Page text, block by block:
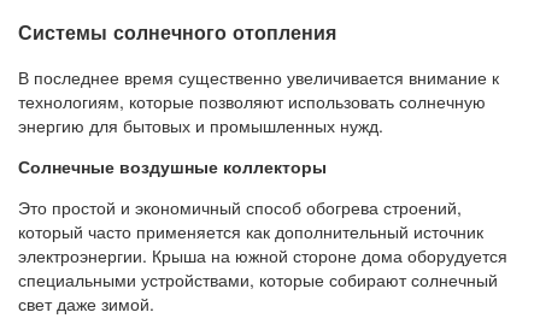
Системы солнечного отопления
В последнее время существенно увеличивается внимание к
технологиям, которые позволяют использовать солнечную
энергию для бытовых и промышленных нужд.
Солнечные воздушные коллекторы
Это простой и экономичный способ обогрева строений,
который часто применяется как дополнительный источник
электроэнергии. Крыша на южной стороне дома оборудуется
специальными устройствами, которые собирают солнечный
свет даже зимой.